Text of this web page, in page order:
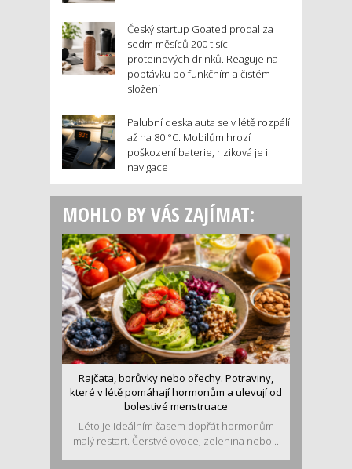
Český startup Goated prodal za
sedm měsíců 200 tisíc
proteinových drinků. Reaguje na
poptávku po funkčním a čistém
složení
Palubní deska auta se v létě rozpálí
až na 80 °C. Mobilům hrozí
poškození baterie, riziková je i
navigace
MOHLO BY VÁS ZAJÍMAT:
Rajčata, borůvky nebo ořechy. Potraviny,
které v létě pomáhají hormonům a ulevují od
bolestivé menstruace
Léto je ideálním časem dopřát hormonům
malý restart. Čerstvé ovoce, zelenina nebo...